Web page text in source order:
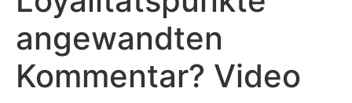
angewandten
Kommentar? Video